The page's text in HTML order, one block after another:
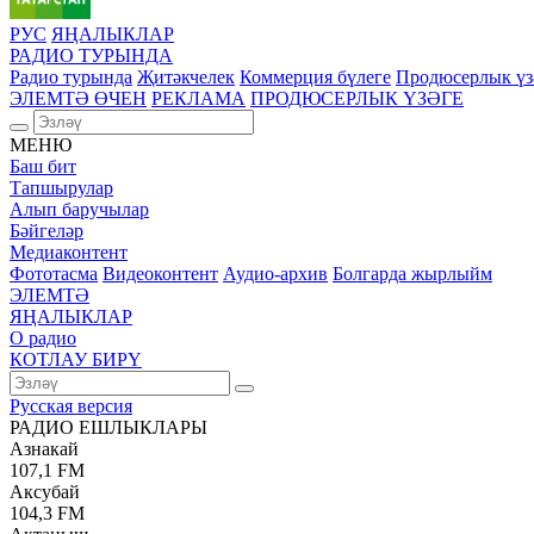
РУС ЯҢАЛЫКЛАР
РАДИО ТУРЫНДА
Радио турында Җитәкчелек Коммерция бүлеге Продюсерлык
ЭЛЕМТӘ ӨЧЕН РЕКЛАМА ПРОДЮСЕРЛЫК ҮЗӘГЕ
МЕНЮ
Баш бит
Тапшырулар
Алып баручылар
Бәйгеләр
Медиаконтент
Фототасма Видеоконтент Аудио-архив Болгарда жырлыйм
ЭЛЕМТӘ
ЯҢАЛЫКЛАР
О радио
КОТЛАУ БИРҮ
Русская версия
РАДИО ЕШЛЫКЛАРЫ
Азнакай
107,1 FM
Аксубай
104,3 FM